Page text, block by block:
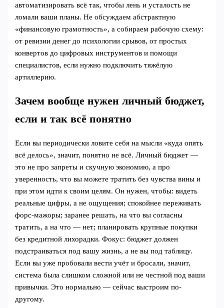
автоматизировать всё так, чтобы лень и усталость не
ломали ваши планы. Не обсуждаем абстрактную
«финансовую грамотность», а собираем рабочую схему:
от ревизии денег до психологии срывов, от простых
конвертов до цифровых инструментов и помощи
специалистов, если нужно подключить тяжёлую
артиллерию.
Зачем вообще нужен личный бюджет,
если и так всё понятно
Если вы периодически ловите себя на мысли «куда опять
всё делось», значит, понятно не всё. Личный бюджет —
это не про запреты и скучную экономию, а про
уверенность, что вы можете тратить без чувства вины и
при этом идти к своим целям. Он нужен, чтобы: видеть
реальные цифры, а не ощущения; спокойнее переживать
форс-мажоры; заранее решать, на что вы согласны
тратить, а на что — нет; планировать крупные покупки
без кредитной лихорадки. Фокус: бюджет должен
подстраиваться под вашу жизнь, а не вы под таблицу.
Если вы уже пробовали вести учёт и бросали, значит,
система была слишком сложной или не честной под ваши
привычки. Это нормально — сейчас выстроим по-
другому.